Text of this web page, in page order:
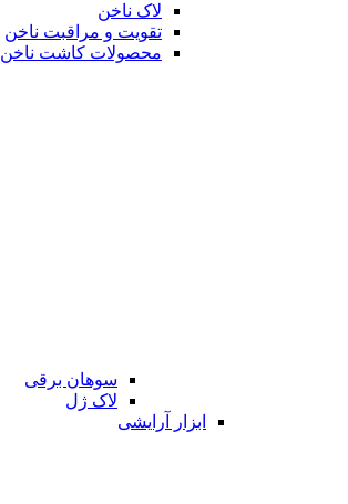
لاک ناخن
تقویت و مراقبت ناخن
محصولات کاشت ناخن
سوهان برقی
لاک ژل
ابزار آرایشی